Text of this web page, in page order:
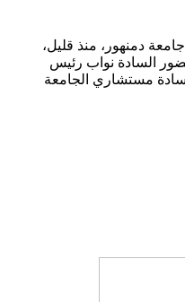
دمنهور، منذ قليل،
السادة نواب رئيس
مستشاري الجامعة